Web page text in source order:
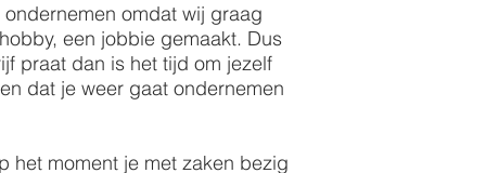
omdat wij graag
een jobbie gemaakt. Dus
praat dan is het tijd om jezelf
dat je weer gaat ondernemen
het moment je met zaken bezig